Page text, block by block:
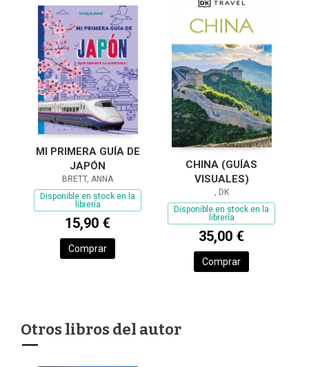
MI PRIMERA GUÍA DE
JAPÓN
BRETT, ANNA
Disponible en stock en la
librería
15,90 €
Comprar
CHINA (GUÍAS
VISUALES)
, DK
Disponible en stock en la
librería
35,00 €
Comprar
Otros libros del autor